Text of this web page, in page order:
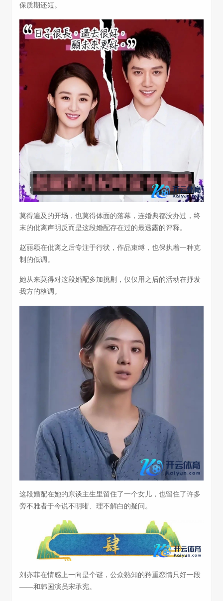
保质期还短。
莫得遍及的开场，也莫得体面的落幕，连婚典都没办过，终
末的仳离声明反而是这段婚配存在过的最透露的评释。
赵丽颖在仳离之后专注于行状，作品束缚，也保执着一种克
制的低调。
她从来莫得对这段婚配多加挑剔，仅仅用之后的活动在抒发
我方的格调。
这段婚配在她的东谈主生里留住了一个女儿，也留住了许多
旁不雅者于今说不明晰、理不解白的疑问。
刘亦菲在情感上一向是个谜，公众熟知的矜重恋情只好一段
——和韩国演员宋承宪。